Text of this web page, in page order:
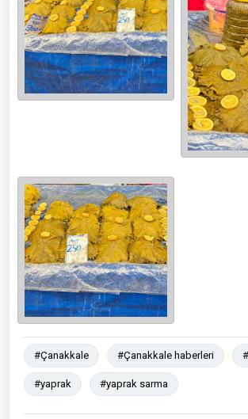
#Çanakkale #Çanakkale haberleri
#yaprak #yaprak sarma